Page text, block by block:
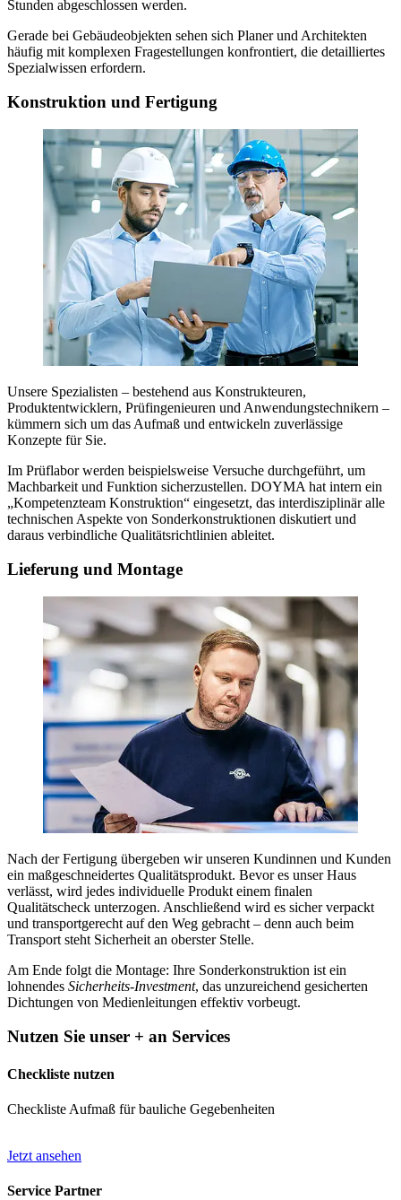
Stunden abgeschlossen werden.
Gerade bei Gebäudeobjekten sehen sich Planer und Architekten
häufig mit komplexen Fragestellungen konfrontiert, die detailliertes
Spezialwissen erfordern.
Konstruktion und Fertigung
Unsere Spezialisten – bestehend aus Konstrukteuren,
Produktentwicklern, Prüfingenieuren und Anwendungstechnikern –
kümmern sich um das Aufmaß und entwickeln zuverlässige
Konzepte für Sie.
Im Prüflabor werden beispielsweise Versuche durchgeführt, um
Machbarkeit und Funktion sicherzustellen. DOYMA hat intern ein
„Kompetenzteam Konstruktion“ eingesetzt, das interdisziplinär alle
technischen Aspekte von Sonderkonstruktionen diskutiert und
daraus verbindliche Qualitätsrichtlinien ableitet.
Lieferung und Montage
Nach der Fertigung übergeben wir unseren Kundinnen und Kunden
ein maßgeschneidertes Qualitätsprodukt. Bevor es unser Haus
verlässt, wird jedes individuelle Produkt einem finalen
Qualitätscheck unterzogen. Anschließend wird es sicher verpackt
und transportgerecht auf den Weg gebracht – denn auch beim
Transport steht Sicherheit an oberster Stelle.
Am Ende folgt die Montage: Ihre Sonderkonstruktion ist ein
lohnendes Sicherheits-Investment, das unzureichend gesicherten
Dichtungen von Medienleitungen effektiv vorbeugt.
Nutzen Sie unser + an Services
Checkliste nutzen
Checkliste Aufmaß für bauliche Gegebenheiten
Jetzt ansehen
Service Partner